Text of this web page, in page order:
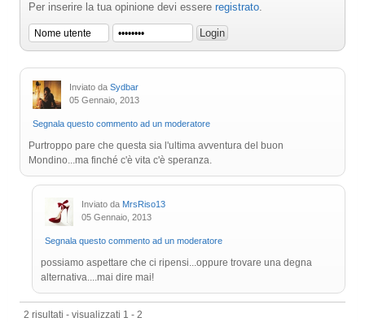
Per inserire la tua opinione devi essere registrato.
Inviato da Sydbar
05 Gennaio, 2013
Segnala questo commento ad un moderatore
Purtroppo pare che questa sia l'ultima avventura del buon
Mondino...ma finché c'è vita c'è speranza.
Inviato da MrsRiso13
05 Gennaio, 2013
Segnala questo commento ad un moderatore
possiamo aspettare che ci ripensi...oppure trovare una degna
alternativa....mai dire mai!
2 risultati - visualizzati 1 - 2